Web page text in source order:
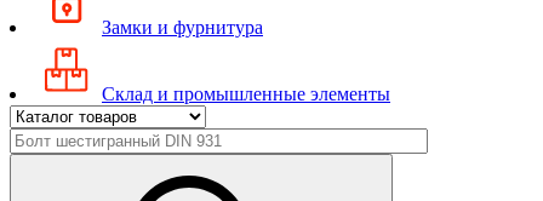
Замки и фурнитура
Склад и промышленные элементы